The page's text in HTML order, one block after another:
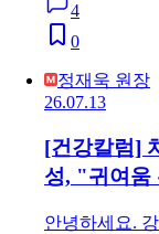
4
0
정재욱 원장
26.07.13
[건강칼럼]
성, "귀여움
안녕하세요.